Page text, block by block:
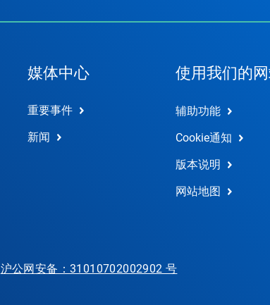
媒体中心
重要事件
新闻
使用我们的
辅助功能
Cookie通知
版本说明
网站地图
沪公网安备：31010702002902 号